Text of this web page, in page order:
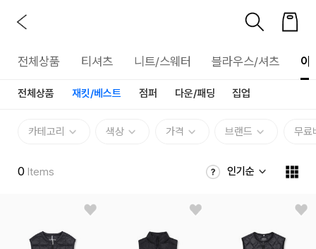
전체상품 티셔츠 니트/스웨터 블라우스/셔츠 아
전체상품 재킷/베스트 점퍼 다운/패딩 집업
카테고리 색상 가격 브랜드 무료
0 Items 인기순